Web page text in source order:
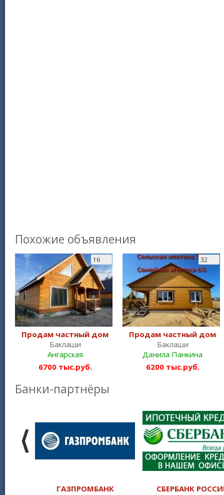
Похожие объявления
16
Продам частный дом
Баклаши
Ангарская
6700 тыс.руб.
32
Продам частный дом
Баклаши
Данила Панкина
6200 тыс.руб.
Банки-партнёры
ГАЗПРОМБАНК
СБЕРБАНК